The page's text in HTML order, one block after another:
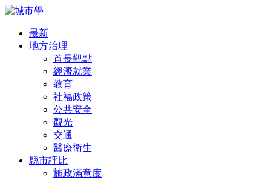
最新
地方治理
首長觀點
經濟就業
教育
社福政策
公共安全
觀光
交通
醫療衛生
縣市評比
施政滿意度